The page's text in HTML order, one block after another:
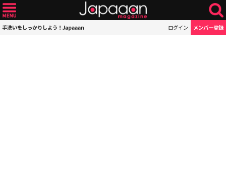
手洗いをしっかりしよう！Japaaan ログイン メンバー登録